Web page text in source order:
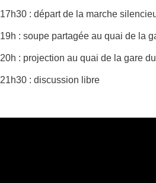
17h30 : départ de la marche
19h : soupe partagée au quai de la
20h : projection au quai de la gare
21h30 : discussion libre